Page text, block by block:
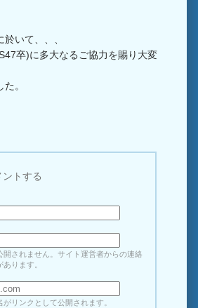
いて、、、
卒)に多大なるご協力を賜り大変
。
トする
開されません。サイト運営者からの連絡
ります。
がリンクとして公開されます。